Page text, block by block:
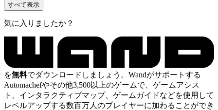
すべて表示
気に入りましたか？
を無料でダウンロードしましょう。Wandがサポートする
Automachefやその他3,500以上のゲームで、ゲームアシス
ト、インタラクティブマップ、ゲームガイドなどを使用して
レベルアップする数百万人のプレイヤーに加わることができ